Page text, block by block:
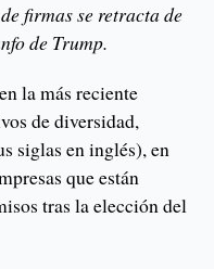
firmas se retracta de
de Trump.
la más reciente
de diversidad,
siglas en inglés), en
que están
tras la elección del